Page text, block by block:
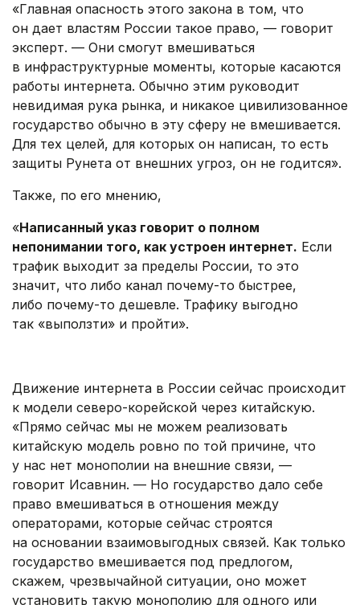
«Главная опасность этого закона в том, что
он дает властям России такое право, — говорит
эксперт. — Они смогут вмешиваться
в инфраструктурные моменты, которые касаются
работы интернета. Обычно этим руководит
невидимая рука рынка, и никакое цивилизованное
государство обычно в эту сферу не вмешивается.
Для тех целей, для которых он написан, то есть
защиты Рунета от внешних угроз, он не годится».
Также, по его мнению,
«Написанный указ говорит о полном
непонимании того, как устроен интернет. Если
трафик выходит за пределы России, то это
значит, что либо канал почему-то быстрее,
либо почему-то дешевле. Трафику выгодно
так «выползти» и пройти».
Движение интернета в России сейчас происходит
к модели северо-корейской через китайскую.
«Прямо сейчас мы не можем реализовать
китайскую модель ровно по той причине, что
у нас нет монополии на внешние связи, —
говорит Исавнин. — Но государство дало себе
право вмешиваться в отношения между
операторами, которые сейчас строятся
на основании взаимовыгодных связей. Как только
государство вмешивается под предлогом,
скажем, чрезвычайной ситуации, оно может
установить такую монополию для одного или